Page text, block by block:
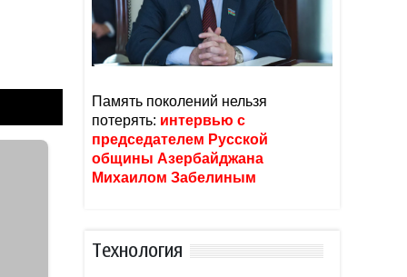
Память поколений нельзя
потерять: интервью с
председателем Русской
общины Азербайджана
Михаилом Забелиным
Тexнoлoгия